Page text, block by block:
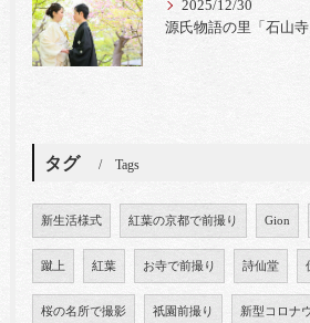
2025/12/30
源氏物語の里「石山寺
タグ Tags
新生活様式 紅葉の京都で前撮り Gion
蹴上 紅葉 お寺で前撮り 詩仙堂
桜の名所で撮影 祇園前撮り 新型コロナ